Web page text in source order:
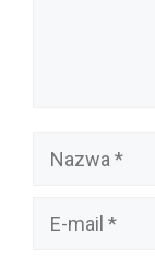
Nazwa